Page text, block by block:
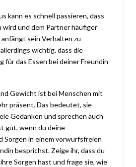
kann es schnell passieren, dass
wird und dem Partner häufiger
sein Verhalten zu
wichtig, dass die
für das Essen bei deiner Freundin
Gewicht ist bei Menschen mit
präsent. Das bedeutet, sie
Gedanken und sprechen auch
gut, wenn du deine
Sorgen in einem vorwurfsfreien
besprichst. Zeige ihr, dass du
Sorgen hast und frage sie, wie